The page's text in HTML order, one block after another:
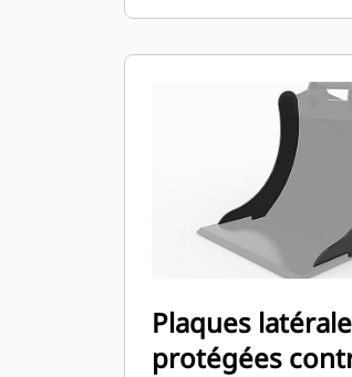
Plaques
protégées